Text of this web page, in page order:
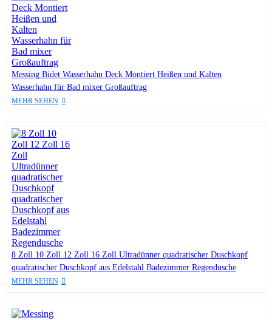
Messing Bidet Wasserhahn Deck Montiert Heißen und Kalten
Wasserhahn für Bad mixer Großauftrag
MEHR SEHEN
8 Zoll 10 Zoll 12 Zoll 16 Zoll Ultradünner quadratischer Duschkopf
quadratischer Duschkopf aus Edelstahl Badezimmer Regendusche
MEHR SEHEN